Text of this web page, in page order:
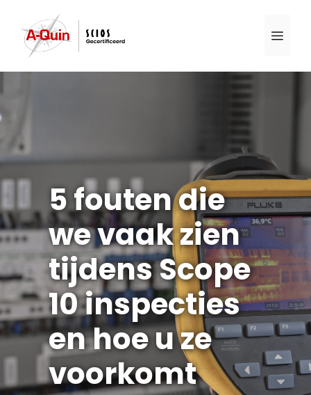
naar
inhoud
5 fouten die
we vaak zien
tijdens Scope
10 inspecties
en hoe u ze
voorkomt